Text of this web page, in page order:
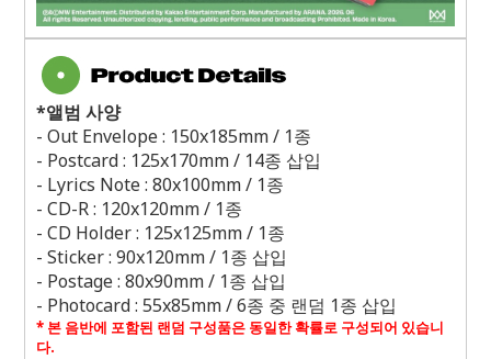
*앨범 사양
- Out Envelope : 150x185mm / 1종
- Postcard : 125x170mm / 14종 삽입
- Lyrics Note : 80x100mm / 1종
- CD-R : 120x120mm / 1종
- CD Holder : 125x125mm / 1종
- Sticker : 90x120mm / 1종 삽입
- Postage : 80x90mm / 1종 삽입
- Photocard : 55x85mm / 6종 중 랜덤 1종 삽입
* 본 음반에 포함된 랜덤 구성품은 동일한 확률로 구성되어 있습니
다.